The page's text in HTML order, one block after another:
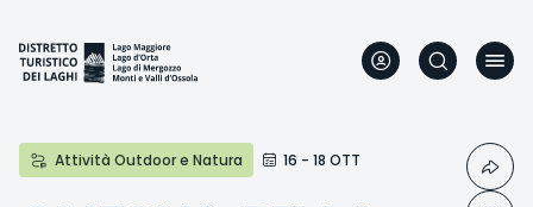
Inhalt
Attività Outdoor e Natura 16 - 18 OTT